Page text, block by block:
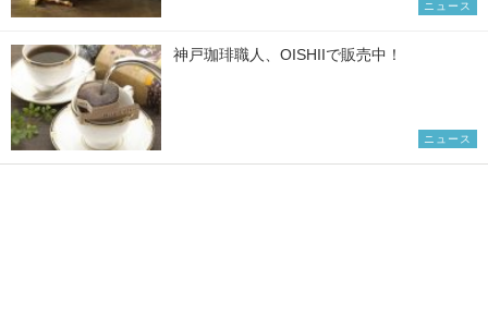
ニュース
神戸珈琲職人、OISHIIで販売中！
ニュース